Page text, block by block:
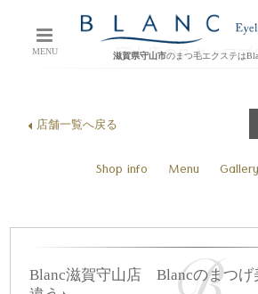
MENU 滋賀県守山市のまつ毛エクステは
守山店のスタッフブ
店舗一覧へ戻る
Shop info Menu Gallery
Blanc滋賀守山店 Blancのまつげ